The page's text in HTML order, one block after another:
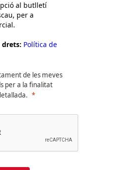
al butlletí
per a
drets: Política de
de les meves
per a la finalitat